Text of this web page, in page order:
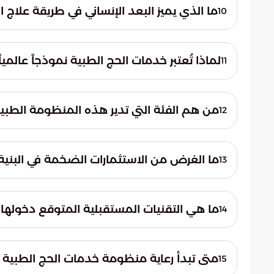
استقرار علاماتهم الحيوية ومنع حدوث أي10ما الذي يميز البعد الإنساني في طريقة علاج
للحجاج ويمنحهم شعوراً عميقاً بالأمان
11لماذا تُعتبر خدمات الحج الطبية نموذجاً
التشخيص مدى الاحترافية في التعامل مع 12من هم الفئة التي تدير هذه المنظومة
الميدانية والمعقدة، وحظيت بإشادات 13ما الغرض من الاستثمارات الضخمة في
توفير مرافق متطورة تلبي احتياجات 14ما هي التقنيات المستقبلية المتوقع دخولها
الصحية الابتكارية، مما يرفع من كفاءة 15متى تبدأ رعاية منظومة خدمات الحج الطبية